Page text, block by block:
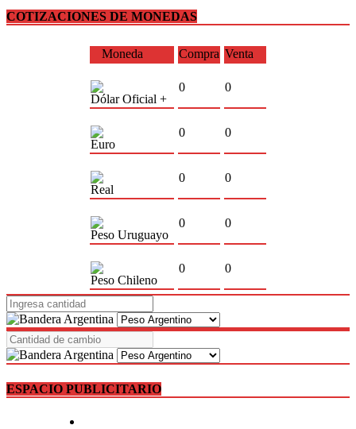
COTIZACIONES DE MONEDAS
Moneda Compra Venta
Dólar Oficial +
0 0
Euro
0 0
Real
0 0
Peso Uruguayo
0 0
Peso Chileno
0 0
ESPACIO PUBLICITARIO